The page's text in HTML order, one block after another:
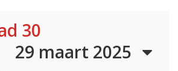
30
29 maart 2025